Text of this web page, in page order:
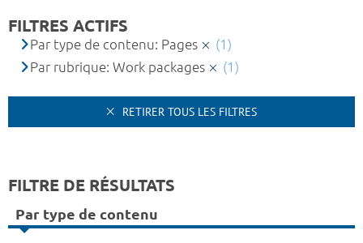
FILTRES ACTIFS
Par type de contenu: Pages
(1)
Par rubrique: Work packages
(1)
RETIRER TOUS LES FILTRES
FILTRE DE RÉSULTATS
Par type de contenu